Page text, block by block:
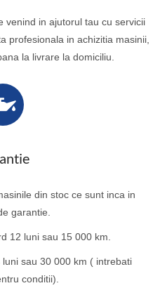
venind in ajutorul tau cu servicii
profesionala in achizitia masinii,
la livrare la domiciliu.
din stoc ce sunt inca in
garantie.
12 luni sau 15 000 km.
sau 30 000 km ( intrebati
conditii).